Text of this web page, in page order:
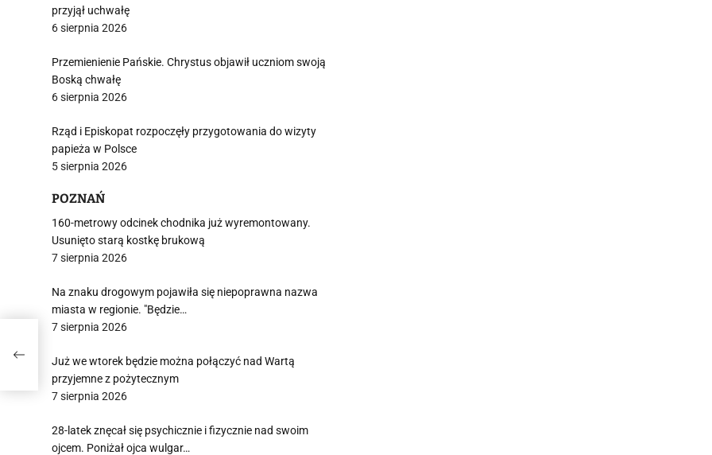
przyjął uchwałę
6 sierpnia 2026
Przemienienie Pańskie. Chrystus objawił uczniom swoją
Boską chwałę
6 sierpnia 2026
Rząd i Episkopat rozpoczęły przygotowania do wizyty
papieża w Polsce
5 sierpnia 2026
POZNAŃ
160-metrowy odcinek chodnika już wyremontowany.
Usunięto starą kostkę brukową
7 sierpnia 2026
Na znaku drogowym pojawiła się niepoprawna nazwa
miasta w regionie. "Będzie…
7 sierpnia 2026
Już we wtorek będzie można połączyć nad Wartą
przyjemne z pożytecznym
7 sierpnia 2026
28-latek znęcał się psychicznie i fizycznie nad swoim
ojcem. Poniżał ojca wulgar…